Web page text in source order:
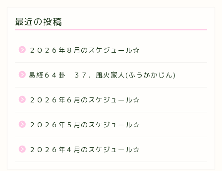
最近の投稿
２０２６年８月のスケジュール☆
易経６４卦 ３７．風火家人(ふうかかじん)
２０２６年６月のスケジュール☆
２０２６年５月のスケジュール☆
２０２６年４月のスケジュール☆